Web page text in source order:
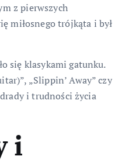
z pierwszych
miłosnego trójkąta i był
się klasykami gatunku.
„Slippin’ Away” czy
i trudności życia
i